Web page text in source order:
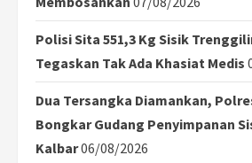
Polisi Sita 551,3 Kg Sisik
Tegaskan Tak Ada Khasiat Medis
Dua Tersangka Diamankan,
Bongkar Gudang Penyimpanan
Kalbar06/08/2026